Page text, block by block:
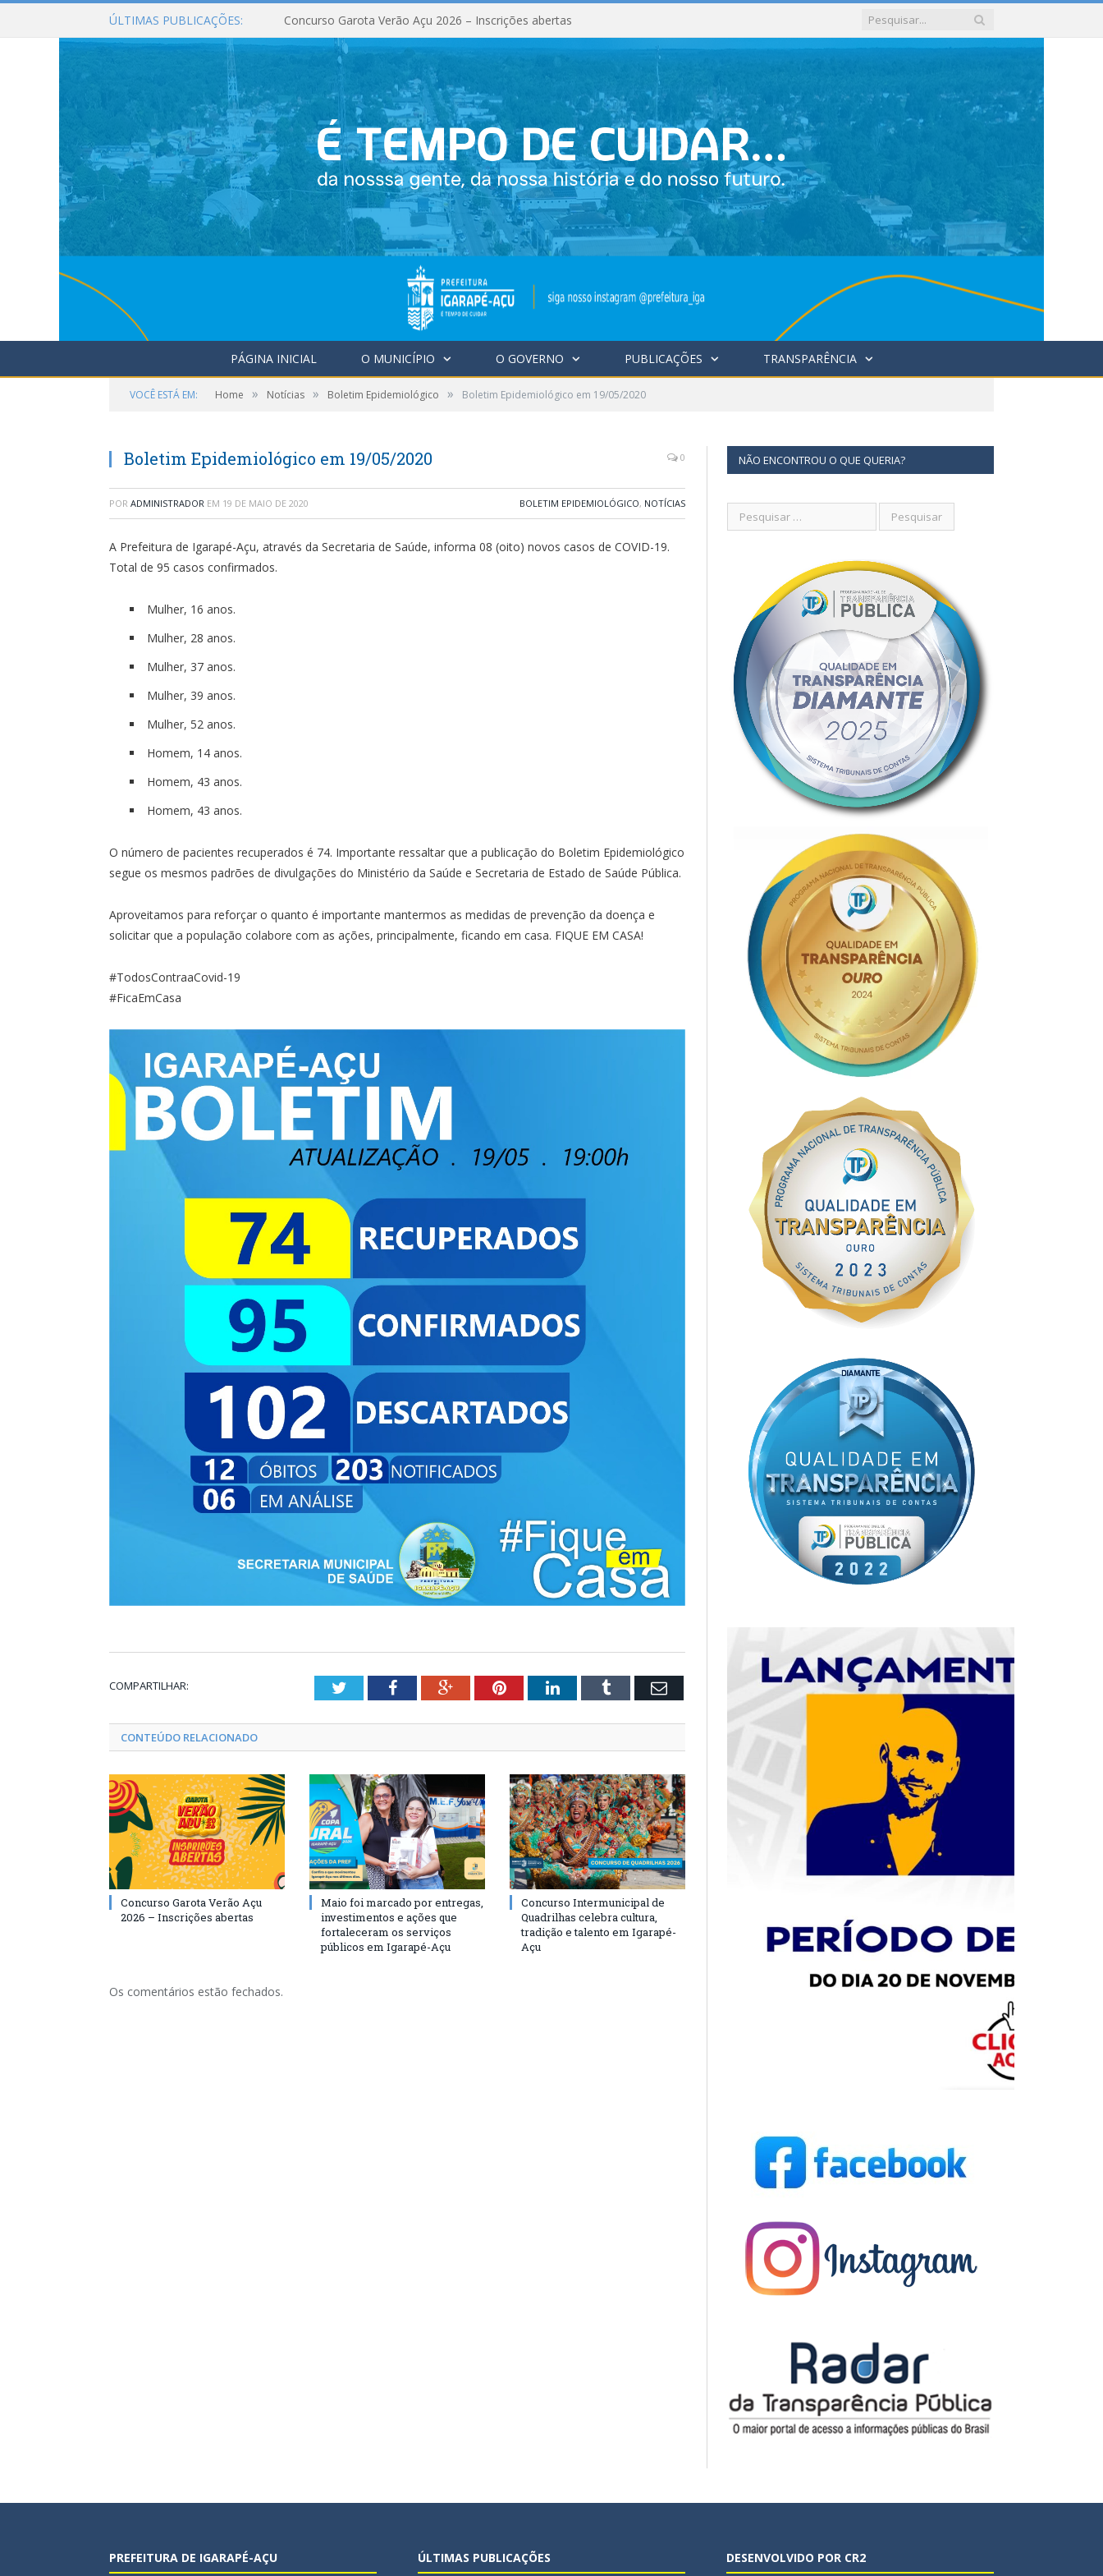
ÚLTIMAS PUBLICAÇÕES: Concurso Garota Verão Açu 2026 – Inscrições abertas
PÁGINA INICIAL O MUNICÍPIO O GOVERNO PUBLICAÇÕES TRANSPARÊNCIA
VOCÊ ESTÁ EM: Home » Notícias » Boletim Epidemiológico » Boletim Epidemiológico em 19/05/2020
Boletim Epidemiológico em 19/05/2020 0
POR ADMINISTRADOR EM 19 DE MAIO DE 2020 BOLETIM EPIDEMIOLÓGICO, NOTÍCIAS
A Prefeitura de Igarapé-Açu, através da Secretaria de Saúde, informa 08 (oito) novos casos de COVID-19.
Total de 95 casos confirmados.
Mulher, 16 anos.
Mulher, 28 anos.
Mulher, 37 anos.
Mulher, 39 anos.
Mulher, 52 anos.
Homem, 14 anos.
Homem, 43 anos.
Homem, 43 anos.
O número de pacientes recuperados é 74. Importante ressaltar que a publicação do Boletim Epidemiológico
segue os mesmos padrões de divulgações do Ministério da Saúde e Secretaria de Estado de Saúde Pública.
Aproveitamos para reforçar o quanto é importante mantermos as medidas de prevenção da doença e
solicitar que a população colabore com as ações, principalmente, ficando em casa. FIQUE EM CASA!
#TodosContraaCovid-19
#FicaEmCasa
COMPARTILHAR: TwitterFacebookGoogle+PinterestLinkedInTumblr Email
CONTEÚDO RELACIONADO
Concurso Garota Verão Açu
2026 – Inscrições abertas
Maio foi marcado por entregas,
investimentos e ações que
fortaleceram os serviços
públicos em Igarapé-Açu
Concurso Intermunicipal de
Quadrilhas celebra cultura,
tradição e talento em Igarapé-
Açu
Os comentários estão fechados.
NÃO ENCONTROU O QUE QUERIA?
PREFEITURA DE IGARAPÉ-AÇU ÚLTIMAS PUBLICAÇÕES DESENVOLVIDO POR CR2